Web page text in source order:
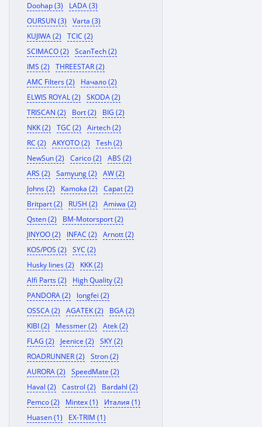
Doohap (3)
LADA (3)
OURSUN (3)
Varta (3)
KUJIWA (2)
TCIC (2)
SCIMACO (2)
ScanTech (2)
IMS (2)
THREESTAR (2)
AMC Filters (2)
Начало (2)
ELWIS ROYAL (2)
SKODA (2)
TRISCAN (2)
Bort (2)
BIG (2)
NKK (2)
TGC (2)
Airtech (2)
RC (2)
AKYOTO (2)
Tesh (2)
NewSun (2)
Carico (2)
ABS (2)
ARS (2)
Samyung (2)
AW (2)
Johns (2)
Kamoka (2)
Capat (2)
Britpart (2)
RUSH (2)
Amiwa (2)
Qsten (2)
BM-Motorsport (2)
JINYOO (2)
INFAC (2)
Arnott (2)
KOS/POS (2)
SYC (2)
Husky lines (2)
KKK (2)
Alfi Parts (2)
High Quality (2)
PANDORA (2)
longfei (2)
OSSCA (2)
AGATEK (2)
BGA (2)
KIBI (2)
Messmer (2)
Atek (2)
FLAG (2)
Jeenice (2)
SKY (2)
ROADRUNNER (2)
Stron (2)
AURORA (2)
SpeedMate (2)
Haval (2)
Castrol (2)
Bardahl (2)
Pemco (2)
Mintex (1)
Италия (1)
Huasen (1)
EX-TRIM (1)